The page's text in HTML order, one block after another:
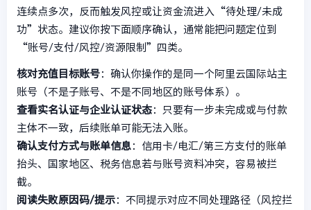
连续点多次，反而触发风控或让资金流进入“待处理/未成
功”状态。建议你按下面顺序确认，通常能把问题定位到
“账号/支付/风控/资源限制”四类。
核对充值目标账号 ：确认你操作的是同一个阿里云国际站主
账号（不是子账号、不是不同地区的账号体系）。
查看实名认证与企业认证状态 ：只要有一步未完成或与付款
主体不一致，后续账单可能无法入账。
确认支付方式与账单信息 ：信用卡/电汇/第三方支付的账单
抬头、国家地区、税务信息若与账号资料冲突，容易被拦
截。
阅读失败原因码/提示 ：不同提示对应不同处理路径（风控拦